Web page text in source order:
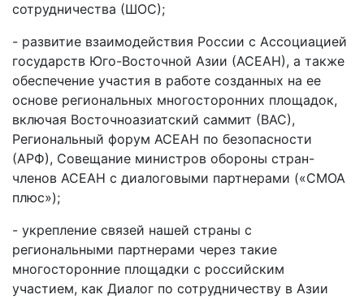
сотрудничества (ШОС);
- развитие взаимодействия России с Ассоциацией
государств Юго-Восточной Азии (АСЕАН), а также
обеспечение участия в работе созданных на ее
основе региональных многосторонних площадок,
включая Восточноазиатский саммит (ВАС),
Региональный форум АСЕАН по безопасности
(АРФ), Совещание министров обороны стран-
членов АСЕАН с диалоговыми партнерами («СМОА
плюс»);
- укрепление связей нашей страны с
региональными партнерами через такие
многосторонние площадки с российским
участием, как Диалог по сотрудничеству в Азии